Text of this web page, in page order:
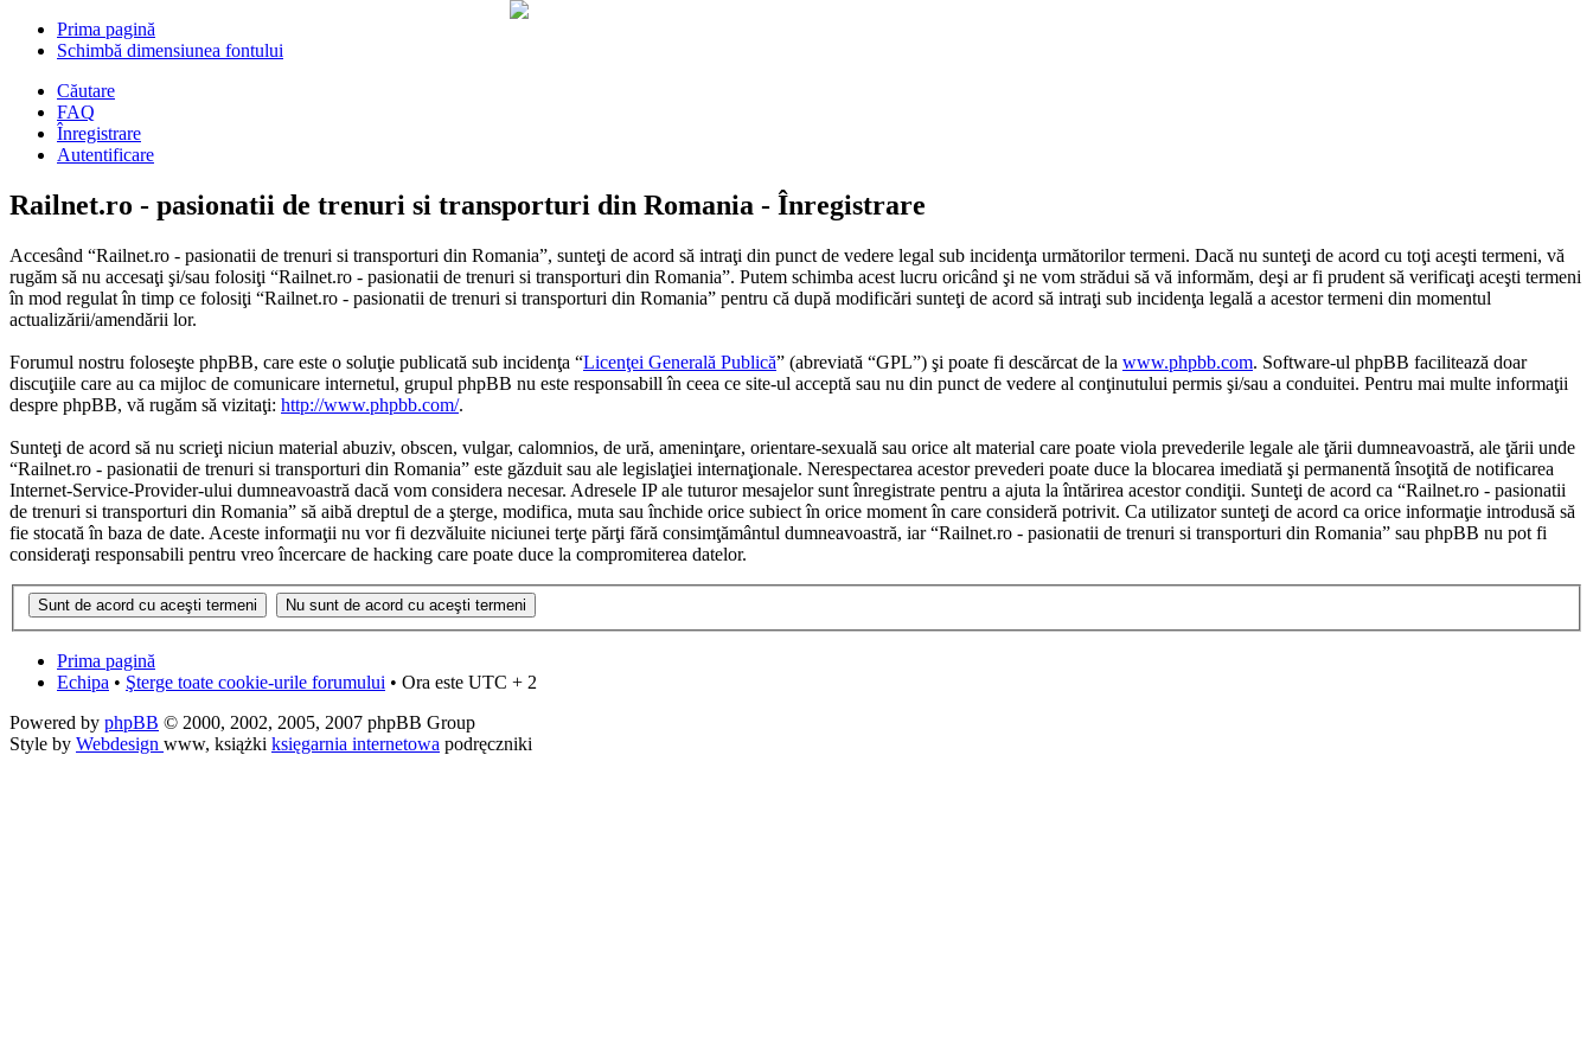
Prima pagină
Schimbă dimensiunea fontului
Căutare
FAQ
Înregistrare
Autentificare
Railnet.ro - pasionatii de trenuri si transporturi din Romania - Înregistrare
Accesând “Railnet.ro - pasionatii de trenuri si transporturi din Romania”, sunteţi de acord să intraţi din punct de vedere legal sub incidenţa următorilor termeni. Dacă nu sunteţi de acord cu toţi aceşti termeni, vă
rugăm să nu accesaţi şi/sau folosiţi “Railnet.ro - pasionatii de trenuri si transporturi din Romania”. Putem schimba acest lucru oricând şi ne vom strădui să vă informăm, deşi ar fi prudent să verificaţi aceşti termeni
în mod regulat în timp ce folosiţi “Railnet.ro - pasionatii de trenuri si transporturi din Romania” pentru că după modificări sunteţi de acord să intraţi sub incidenţa legală a acestor termeni din momentul
actualizării/amendării lor.
Forumul nostru foloseşte phpBB, care este o soluţie publicată sub incidenţa “Licenţei Generală Publică” (abreviată “GPL”) şi poate fi descărcat de la www.phpbb.com. Software-ul phpBB facilitează doar
discuţiile care au ca mijloc de comunicare internetul, grupul phpBB nu este responsabill în ceea ce site-ul acceptă sau nu din punct de vedere al conţinutului permis şi/sau a conduitei. Pentru mai multe informaţii
despre phpBB, vă rugăm să vizitaţi: http://www.phpbb.com/.
Sunteţi de acord să nu scrieţi niciun material abuziv, obscen, vulgar, calomnios, de ură, ameninţare, orientare-sexuală sau orice alt material care poate viola prevederile legale ale ţării dumneavoastră, ale ţării unde
“Railnet.ro - pasionatii de trenuri si transporturi din Romania” este găzduit sau ale legislaţiei internaţionale. Nerespectarea acestor prevederi poate duce la blocarea imediată şi permanentă însoţită de notificarea
Internet-Service-Provider-ului dumneavoastră dacă vom considera necesar. Adresele IP ale tuturor mesajelor sunt înregistrate pentru a ajuta la întărirea acestor condiţii. Sunteţi de acord ca “Railnet.ro - pasionatii
de trenuri si transporturi din Romania” să aibă dreptul de a şterge, modifica, muta sau închide orice subiect în orice moment în care consideră potrivit. Ca utilizator sunteţi de acord ca orice informaţie introdusă să
fie stocată în baza de date. Aceste informaţii nu vor fi dezvăluite niciunei terţe părţi fără consimţământul dumneavoastră, iar “Railnet.ro - pasionatii de trenuri si transporturi din Romania” sau phpBB nu pot fi
consideraţi responsabili pentru vreo încercare de hacking care poate duce la compromiterea datelor.
Prima pagină
Echipa • Şterge toate cookie-urile forumului • Ora este UTC + 2
Powered by phpBB © 2000, 2002, 2005, 2007 phpBB Group
Style by Webdesign www, książki księgarnia internetowa podręczniki